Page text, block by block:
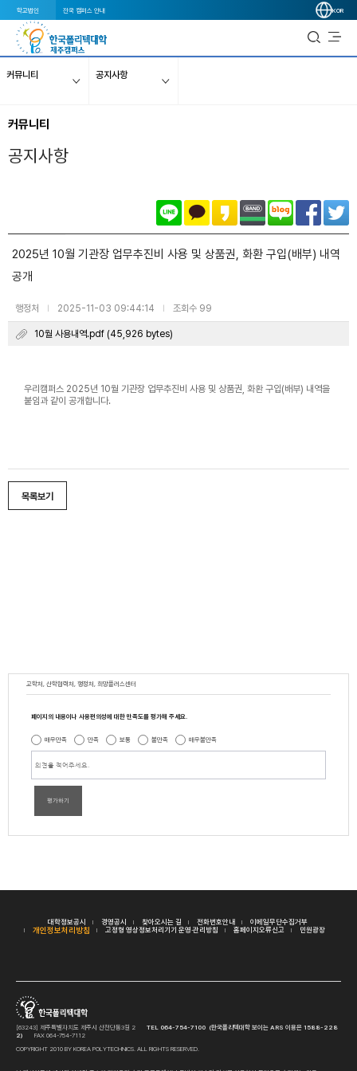
학교법인 전국 캠퍼스 안내 KOR
커뮤니티 공지사항
커뮤니티
공지사항
​​​​​​​​​​​​​​​​​​​​​​​​​2025년 10월 기관장 업무추진비 사용 및 상품권, 화환 구입(배부) 내역
공개
행정처 | 2025-11-03 09:44:14 | 조회수 99
10월 사용내역.pdf (45,926 bytes)
우리캠퍼스 2025년 10월 기관장 업무추진비 사용 및 상품권, 화환 구입(배부) 내역을
붙임과 같이 공개합니다.
목록보기
교학처, 산학협력처, 행정처, 희망플러스센터
페이지의 내용이나 사용편의성에 대한 만족도를 평가해 주세요.
매우만족 만족 보통 불만족 매우불만족
평가하기
대학정보공시 경영공시 찾아오시는 길 전화번호안내 이메일무단수집거부
개인정보처리방침 고정형 영상정보처리기기 운영·관리방침 홈페이지오류신고 민원광장
[63243] 제주특별자치도 제주시 산천단동3길 2 TEL 064-754-7100 (한국폴리텍대학 보이는 ARS 이용은 1588-228
2)
FAX 064-754-7112
COPYRIGHT 2010 BY KOREA POLYTECHNICS. ALL RIGHTS RESERVED.